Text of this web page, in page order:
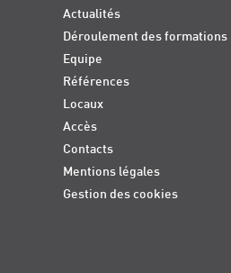
Actualités
Déroulement des formations
Equipe
Références
Locaux
Accès
Contacts
Mentions légales
Gestion des cookies